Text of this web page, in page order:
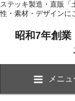
ステッキ製造・直販
性・素材・デザインに
昭和7年創
メニュ